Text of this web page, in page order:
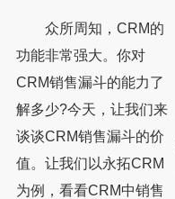
众所周知，CRM的
功能非常强大。你对
CRM销售漏斗的能力了
解多少?今天，让我们来
谈谈CRM销售漏斗的价
值。让我们以永拓CRM
为例，看看CRM中销售